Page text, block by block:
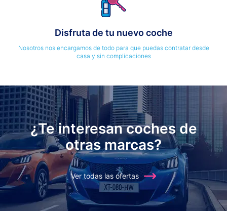
Disfruta de tu nuevo coche
Nosotros nos encargamos de todo para que puedas contratar desde
casa y sin complicaciones
¿Te interesan coches de
otras marcas?
Ver todas las ofertas